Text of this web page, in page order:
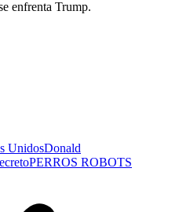
enfrenta Trump.
UnidosDonald
PERROS ROBOTS